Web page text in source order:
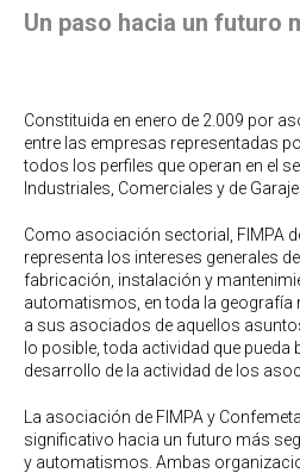
Un paso hacia un futuro
Constituida en enero de 2.009 por
entre las empresas representadas
todos los perfiles que operan en el
Industriales, Comerciales y de Garaje.
Como asociación sectorial, FIMPA
representa los intereses generales
fabricación, instalación y
automatismos, en toda la geografía
a sus asociados de aquellos
lo posible, toda actividad que pueda
desarrollo de la actividad de los
La asociación de FIMPA y
significativo hacia un futuro más
y automatismos. Ambas